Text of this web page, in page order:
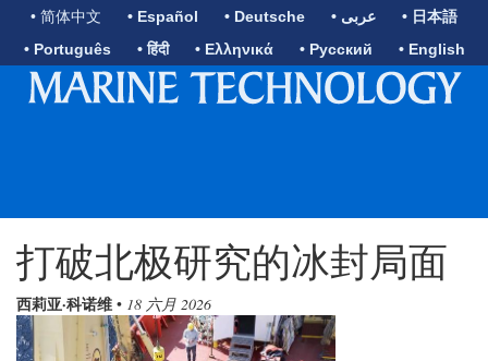
• 简体中文 • Español • Deutsche • عربى
• 日本語
• Português
• हिंदी • Ελληνικά • Русский • English
打破北极研究的冰封局面
西莉亚·科诺维 • 18 六月 2026